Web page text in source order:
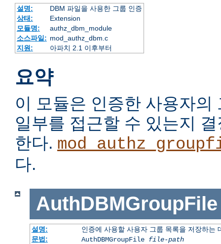
설명:
DBM 파일을 사용한 그룹 인증
상태:
Extension
모듈명:
authz_dbm_module
소스파일: mod_authz_dbm.c
지원:
아파치 2.1 이후부터
요약
이 모듈은 인증한 사용자의
일부를 접근할 수 있는지
한다.
다.
AuthDBMGroupFile
설명:
인증에 사용할 사용자 그룹 목록을 저장하는
문법:
AuthDBMGroupFile file-path